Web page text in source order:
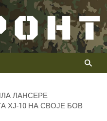
ЛАНСЕРЕ
ХЈ-10 НА СВОЈЕ БОВ